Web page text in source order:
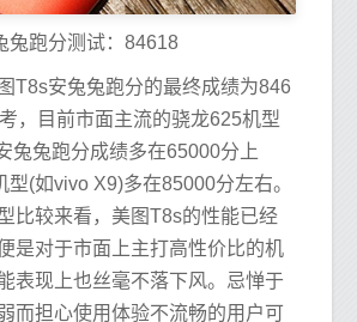
兔跑分测试：84618
T8s安兔兔跑分的最终成绩为846
，目前市面主流的骁龙625机型
兔兔跑分成绩多在65000分上
型(如vivo X9)多在85000分左右。
比较来看，美图T8s的性能已经
是对于市面上主打高性价比的机
表现上也丝毫不落下风。忌惮于
而担心使用体验不流畅的用户可